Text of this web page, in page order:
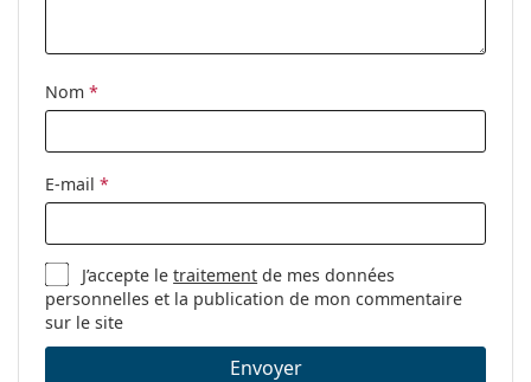
nettoyage:
Autres
Catégorie:
Marque:
Code:
Nom *
E-mail *
J’accepte letraitement de mes données
personnelles et la publication de mon commentaire
sur le site
Envoyer